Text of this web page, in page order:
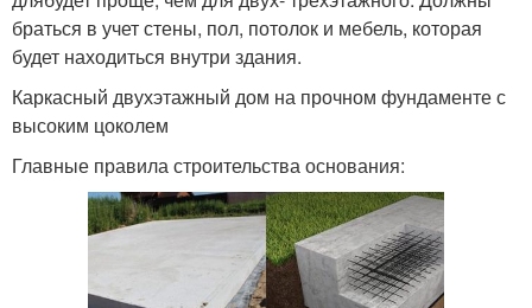
браться в учет стены, пол, потолок и мебель, которая
будет находиться внутри здания.
Каркасный двухэтажный дом на прочном фундаменте с
высоким цоколем
Главные правила строительства основания: